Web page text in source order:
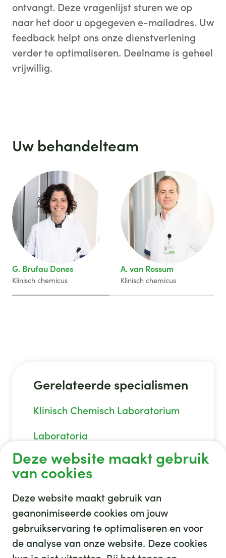
ontvangt. Deze vragenlijst sturen we op
naar het door u opgegeven e-mailadres. Uw
feedback helpt ons onze dienstverlening
verder te optimaliseren. Deelname is geheel
vrijwillig.
Uw behandelteam
G. Brufau Dones
Klinisch chemicus
A. van Rossum
Klinisch chemicus
Gerelateerde specialismen
Klinisch Chemisch Laboratorium
Laboratoria
Deze website maakt gebruik
van cookies
Deze website maakt gebruik van
geanonimiseerde cookies om jouw
gebruikservaring te optimaliseren en voor
de analyse van onze website. Deze cookies
GHZ